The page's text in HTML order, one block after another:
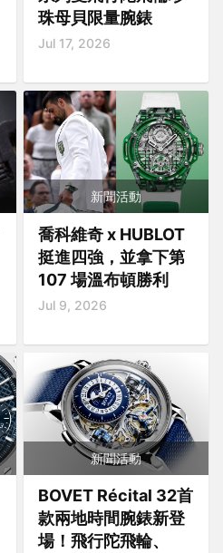
珠母貝限量腕錶
Jul 17, 2026
新聞活動
喬科維奇 x HUBLOT
挺進四強，並拿下第
107 場溫布頓勝利
Jul 9, 2026
新聞活動
BOVET Récital 32首
款兩地時間腕錶新登
場！飛行陀飛輪、